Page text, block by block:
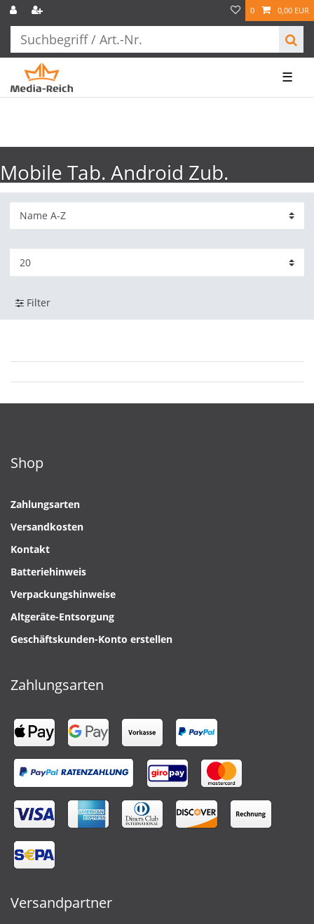
0 0,00 EUR
☰
Mobile Tab. Android Zub.
Filter
Shop
Zahlungsarten
Versandkosten
Kontakt
Batteriehinweis
Verpackungshinweise
Altgeräte-Entsorgung
Geschäftskunden-Konto erstellen
Zahlungsarten
Versandpartner